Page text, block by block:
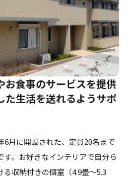
」
お食事のサービスを提供
た生活を送れるようサポ
6月に開設された、定員20名まで
。お好きなインテリアで自分ら
収納付きの個室（4.9畳～5.3